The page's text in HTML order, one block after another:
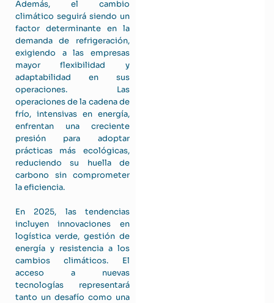
Además, el cambio
climático seguirá siendo un
factor determinante en la
demanda de refrigeración,
exigiendo a las empresas
mayor flexibilidad y
adaptabilidad en sus
operaciones. Las
operaciones de la cadena de
frío, intensivas en energía,
enfrentan una creciente
presión para adoptar
prácticas más ecológicas,
reduciendo su huella de
carbono sin comprometer
la eficiencia.
En 2025, las tendencias
incluyen innovaciones en
logística verde, gestión de
energía y resistencia a los
cambios climáticos. El
acceso a nuevas
tecnologías representará
tanto un desafío como una